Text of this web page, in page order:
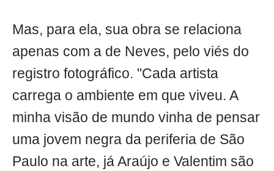
Mas, para ela, sua obra se relaciona
apenas com a de Neves, pelo viés do
registro fotográfico. "Cada artista
carrega o ambiente em que viveu. A
minha visão de mundo vinha de pensar
uma jovem negra da periferia de São
Paulo na arte, já Araújo e Valentim são